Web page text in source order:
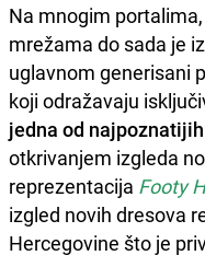
Na mnogim
mrežama do sada je
uglavnom generisani
koji odražavaju
jedna od
otkrivanjem izgleda
reprezentacija Footy
izgled novih dresova
Hercegovine što je